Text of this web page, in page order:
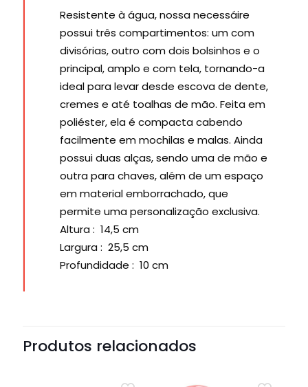
Resistente à água, nossa necessáire
possui três compartimentos: um com
divisórias, outro com dois bolsinhos e o
principal, amplo e com tela, tornando-a
ideal para levar desde escova de dente,
cremes e até toalhas de mão. Feita em
poliéster, ela é compacta cabendo
facilmente em mochilas e malas. Ainda
possui duas alças, sendo uma de mão e
outra para chaves, além de um espaço
em material emborrachado, que
permite uma personalização exclusiva.
Altura: 14,5 cm
Largura: 25,5 cm
Profundidade : 10 cm
Produtos relacionados